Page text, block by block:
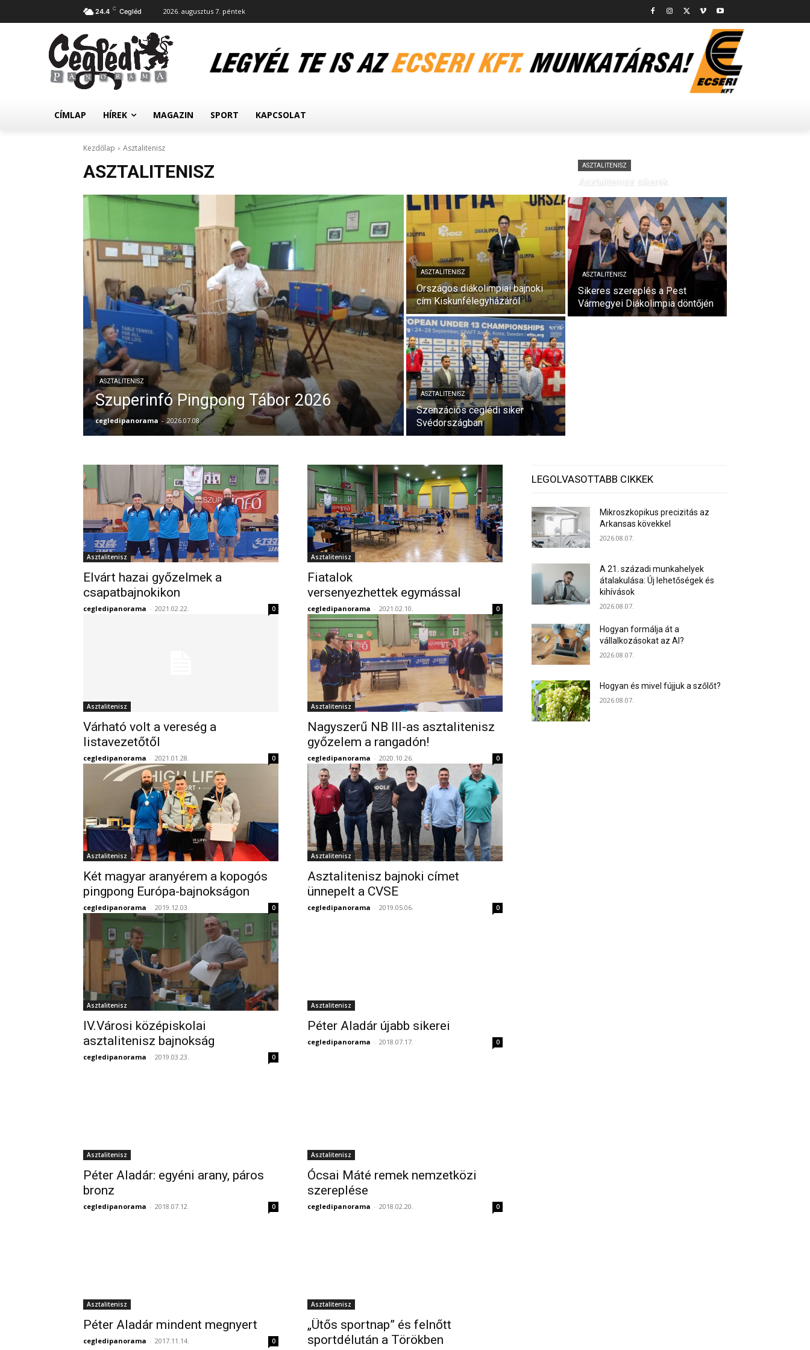
24.4 C Cegléd 2026. augusztus 7. péntek
CÍMLAP HÍREK MAGAZIN SPORT KAPCSOLAT
Kezdőlap Asztalitenisz
ASZTALITENISZ
ASZTALITENISZ
Szuperinfó Pingpong Tábor 2026
cegledipanorama - 2026.07.08.
ASZTALITENISZ
Országos diákolimpiai bajnoki
cím Kiskunfélegyházáról
ASZTALITENISZ
Asztalitenisz sikerek
ASZTALITENISZ
Sikeres szereplés a Pest
Vármegyei Diákolimpia döntőjén
ASZTALITENISZ
Szenzációs ceglédi siker
Svédországban
Asztalitenisz
Elvárt hazai győzelmek a
csapatbajnokikon
cegledipanorama - 2021.02.22. 0
Asztalitenisz
Fiatalok
versenyezhettek egymással
cegledipanorama - 2021.02.10. 0
Asztalitenisz
Várható volt a vereség a
listavezetőtől
cegledipanorama - 2021.01.28. 0
Asztalitenisz
Nagyszerű NB III-as asztalitenisz
győzelem a rangadón!
cegledipanorama - 2020.10.26. 0
Asztalitenisz
Két magyar aranyérem a kopogós
pingpong Európa-bajnokságon
cegledipanorama - 2019.12.03. 0
Asztalitenisz
Asztalitenisz bajnoki címet
ünnepelt a CVSE
cegledipanorama - 2019.05.06. 0
Asztalitenisz
IV.Városi középiskolai
asztalitenisz bajnokság
cegledipanorama - 2019.03.23. 0
Asztalitenisz
Péter Aladár újabb sikerei
cegledipanorama - 2018.07.17. 0
Asztalitenisz
Péter Aladár: egyéni arany, páros
bronz
cegledipanorama - 2018.07.12. 0
Asztalitenisz
Ócsai Máté remek nemzetközi
szereplése
cegledipanorama - 2018.02.20. 0
Asztalitenisz
Péter Aladár mindent megnyert
cegledipanorama - 2017.11.14. 0
Asztalitenisz
„Ütős sportnap” és felnőtt
sportdélután a Törökben
LEGOLVASOTTABB CIKKEK
Mikroszkopikus precizitás az
Arkansas kövekkel
2026.08.07.
A 21. századi munkahelyek
átalakulása: Új lehetőségek és
kihívások
2026.08.07.
Hogyan formálja át a
vállalkozásokat az AI?
2026.08.07.
Hogyan és mivel fújjuk a szőlőt?
2026.08.07.